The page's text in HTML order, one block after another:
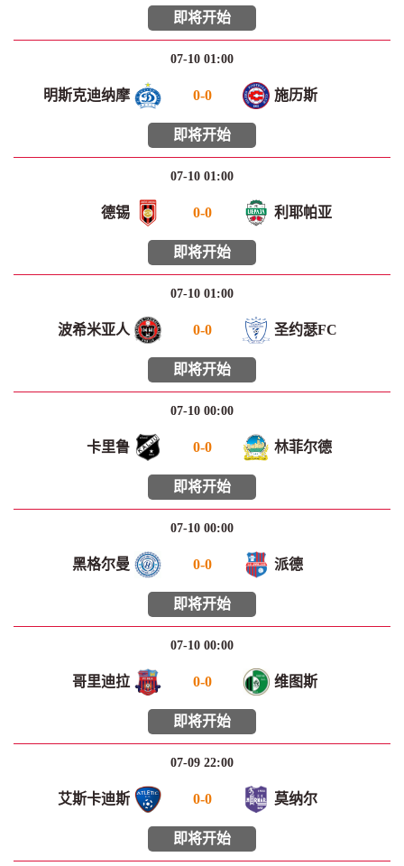
即将开始
07-10 01:00
明斯克迪纳摩 0-0 施历斯
即将开始
07-10 01:00
德锡 0-0 利耶帕亚
即将开始
07-10 01:00
波希米亚人 0-0 圣约瑟FC
即将开始
07-10 00:00
卡里鲁 0-0 林菲尔德
即将开始
07-10 00:00
黑格尔曼 0-0 派德
即将开始
07-10 00:00
哥里迪拉 0-0 维图斯
即将开始
07-09 22:00
艾斯卡迪斯 0-0 莫纳尔
即将开始